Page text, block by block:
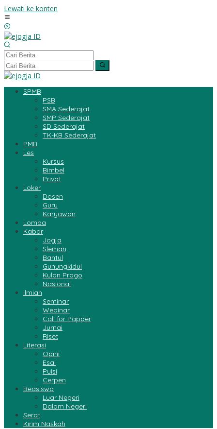
Lewati ke konten
SPMB
PSB
SMA Sederajat
SMP Sederajat
SD Sederajat
TK-KB Sederajat
PMB
Les
Kursus
Bimbel
Privat
Loker
Dosen
Guru
Karyawan
Lomba
Kabar
Jogja
Sleman
Bantul
Gunungkidul
Kulon Progo
Nasional
Ilmiah
Seminar
Webinar
Call for Papper
Jurnai
Riset
Literasi
Opini
Esai
Puisi
Cerpen
Beasiswa
Luar Negeri
Dalam Negeri
Serat
Kirim Naskah